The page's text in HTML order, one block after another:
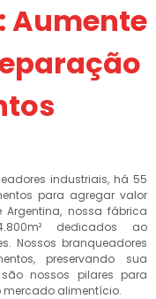
Aumente
industriais, há 55
para agregar valor
nossa fábrica
dedicados ao
Nossos branqueadores
preservando sua
nossos pilares para
mercado alimentício.